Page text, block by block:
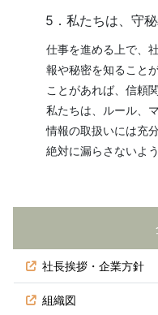
社長挨拶・企業方針
組織図
5．私たちは、守秘
仕事を進める上で、
報や秘密を知ること
ことがあれば、信頼
私たちは、ルール、
情報の取扱いには充
絶対に漏らさないよ